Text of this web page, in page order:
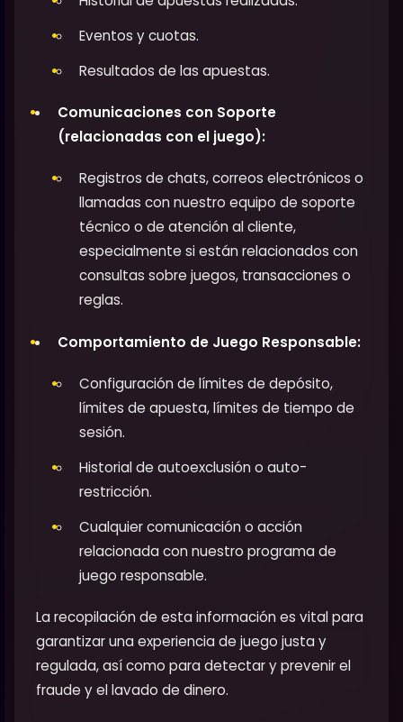
Eventos y cuotas.
Resultados de las apuestas.
Comunicaciones con Soporte
(relacionadas con el juego):
Registros de chats, correos electrónicos o
llamadas con nuestro equipo de soporte
técnico o de atención al cliente,
especialmente si están relacionados con
consultas sobre juegos, transacciones o
reglas.
Comportamiento de Juego Responsable:
Configuración de límites de depósito,
límites de apuesta, límites de tiempo de
sesión.
Historial de autoexclusión o auto-
restricción.
Cualquier comunicación o acción
relacionada con nuestro programa de
juego responsable.
La recopilación de esta información es vital para
garantizar una experiencia de juego justa y
regulada, así como para detectar y prevenir el
fraude y el lavado de dinero.